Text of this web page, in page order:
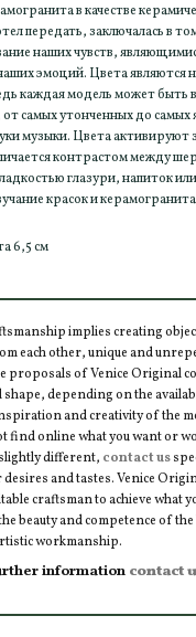
в качестве
передать, заключалась в
наших чувств,
эмоций. Цвета являются
каждая модель может быть
самых утонченных до самых
музыки. Цвета активируют
контрастом между
глазури, напиток
красок и
6,5 см
implies creating
each other, unique and
proposals of Venice Original
shape, depending on the
and creativity of the
find online what you want or
different, contact us
desires and tastes. Venice
craftsman to achieve what
beauty and competence of
workmanship.
information contact